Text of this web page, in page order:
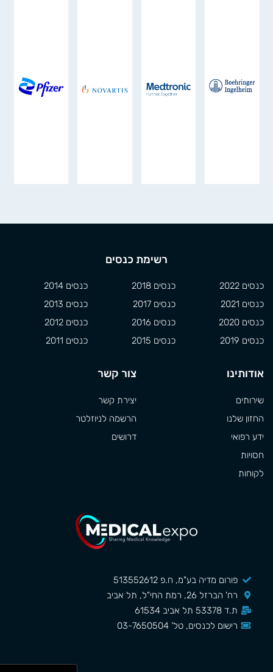
פורום מדיה בע"מ, ח.פ 513552612
רח' הברזל 26, רמת החי"ל, תל אביב
ת.ד 53378 תל אביב 61534
רישום לכנסים, טל' 03-7650504
רשימת כנסים
כנסים 2022
כנסים 2021
כנסים 2020
כנסים 2019
כנסים 2018
כנסים 2017
כנסים 2016
כנסים 2015
כנסים 2014
כנסים 2013
כנסים 2012
כנסים 2011
אודותינו
שירותים
החזון שלנו
ידע רפואי
חסויות
לקוחות
צור קשר
יצירת קשר
הרשמה לניוזלטר
דרושים